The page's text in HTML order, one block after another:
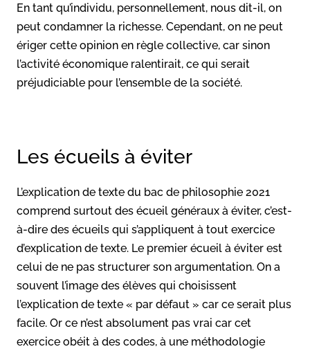
En tant qu’individu, personnellement, nous dit-il, on
peut condamner la richesse. Cependant, on ne peut
ériger cette opinion en règle collective, car sinon
l’activité économique ralentirait, ce qui serait
préjudiciable pour l’ensemble de la société.
Les écueils à éviter
L’explication de texte du bac de philosophie 2021
comprend surtout des écueil généraux à éviter, c’est-
à-dire des écueils qui s’appliquent à tout exercice
d’explication de texte. Le premier écueil à éviter est
celui de ne pas structurer son argumentation. On a
souvent l’image des élèves qui choisissent
l’explication de texte « par défaut » car ce serait plus
facile. Or ce n’est absolument pas vrai car cet
exercice obéit à des codes, à une méthodologie